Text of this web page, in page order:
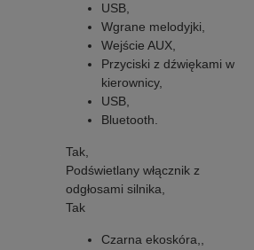
USB,
Wgrane melodyjki,
Wejście AUX,
Przyciski z dźwiękami w
kierownicy,
USB,
Bluetooth.
Tak,
Podświetlany włącznik z
odgłosami silnika,
Tak
Czarna ekoskóra,,